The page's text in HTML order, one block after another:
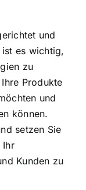
und
ist es wichtig,
zu
Produkte
und
können.
setzen Sie
Ihr
Kunden zu